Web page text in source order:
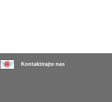
Kontaktirajte nas